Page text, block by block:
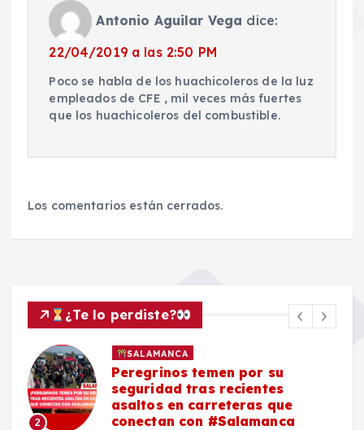
Antonio Aguilar Vega dice:
22/04/2019 a las 2:50 PM
Poco se habla de los huachicoleros de la luz
empleados de CFE , mil veces más fuertes
que los huachicoleros del combustible.
Los comentarios están cerrados.
¿Te lo perdiste?
2
SALAMANCA
Peregrinos temen por su
seguridad tras recientes
asaltos en carreteras que
conectan con #Salamanca